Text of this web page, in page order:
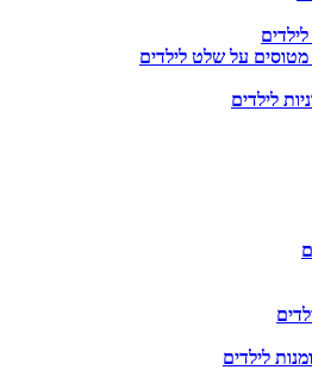
מטוסים על שלט לילדים
לילדים
לילדים